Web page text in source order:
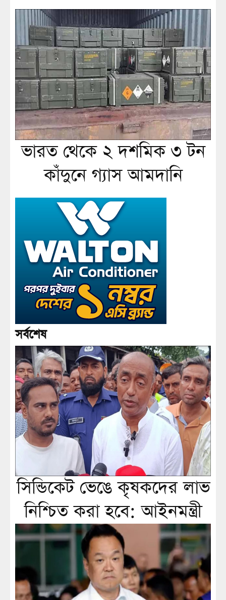
ভারত থেকে ২ দশমিক ৩ টন
কাঁদুনে গ্যাস আমদানি
সর্বশেষ
সিন্ডিকেট ভেঙে কৃষকদের লাভ
নিশ্চিত করা হবে: আইনমন্ত্রী